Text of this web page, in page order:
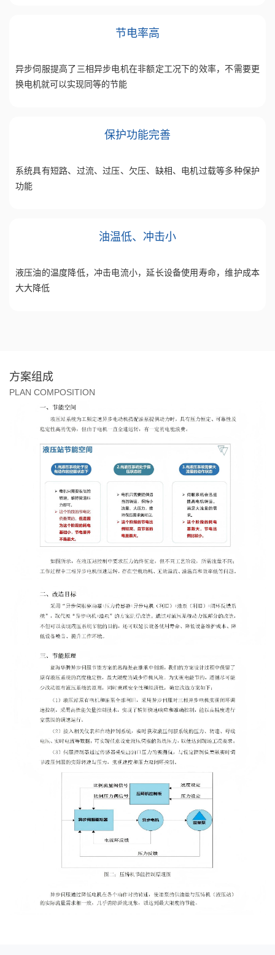
节电率高
异步伺服提高了三相异步电机在非额定工况下的效率，不需要更
换电机就可以实现同等的节能
保护功能完善
系统具有短路、过流、过压、欠压、缺相、电机过载等多种保护
功能
油温低、冲击小
液压油的温度降低，冲击电流小，延长设备使用寿命，维护成本
大大降低
方案组成
PLAN COMPOSITION